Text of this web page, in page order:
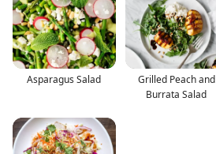
Asparagus Salad
Grilled Peach and
Burrata Salad